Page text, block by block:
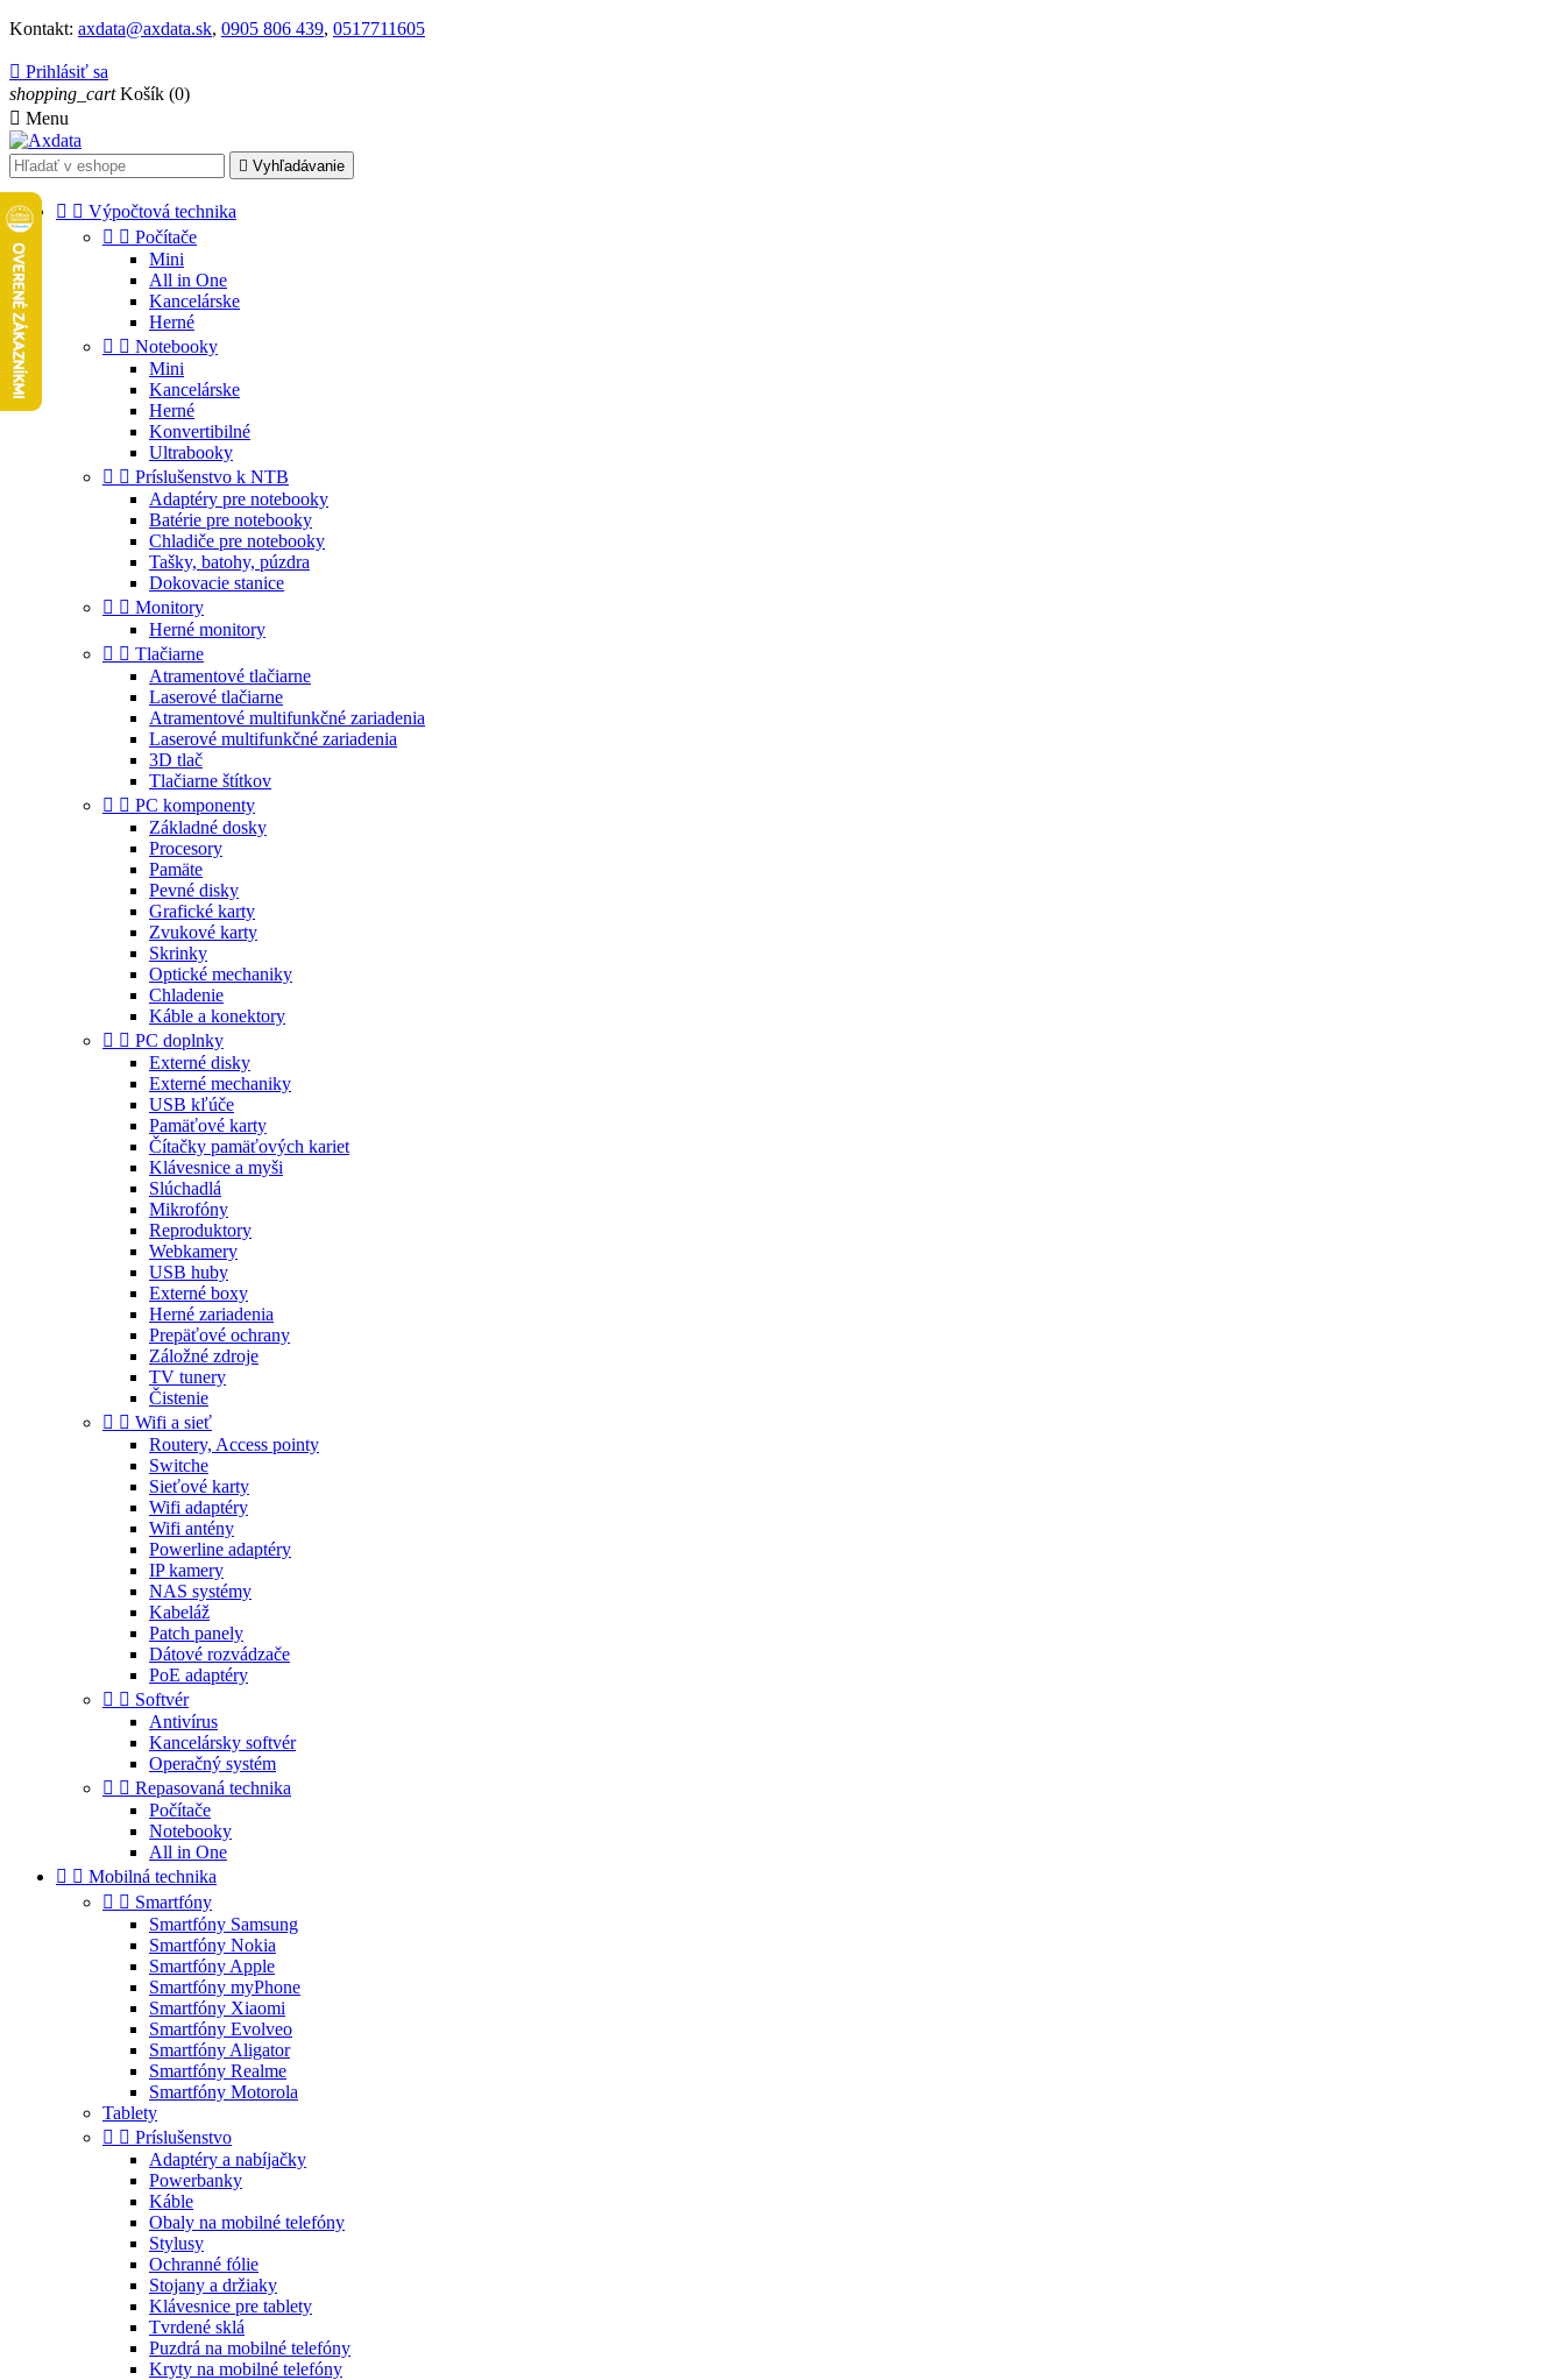
Kontakt: axdata@axdata.sk, 0905 806 439, 0517711605
 Prihlásiť sa
shopping_cart Košík (0)
 Menu
 Vyhľadávanie
  Výpočtová technika
  Počítače
Mini
All in One
Kancelárske
Herné
  Notebooky
Mini
Kancelárske
Herné
Konvertibilné
Ultrabooky
  Príslušenstvo k NTB
Adaptéry pre notebooky
Batérie pre notebooky
Chladiče pre notebooky
Tašky, batohy, púzdra
Dokovacie stanice
  Monitory
Herné monitory
  Tlačiarne
Atramentové tlačiarne
Laserové tlačiarne
Atramentové multifunkčné zariadenia
Laserové multifunkčné zariadenia
3D tlač
Tlačiarne štítkov
  PC komponenty
Základné dosky
Procesory
Pamäte
Pevné disky
Grafické karty
Zvukové karty
Skrinky
Optické mechaniky
Chladenie
Káble a konektory
  PC doplnky
Externé disky
Externé mechaniky
USB kľúče
Pamäťové karty
Čítačky pamäťových kariet
Klávesnice a myši
Slúchadlá
Mikrofóny
Reproduktory
Webkamery
USB huby
Externé boxy
Herné zariadenia
Prepäťové ochrany
Záložné zdroje
TV tunery
Čistenie
  Wifi a sieť
Routery, Access pointy
Switche
Sieťové karty
Wifi adaptéry
Wifi antény
Powerline adaptéry
IP kamery
NAS systémy
Kabeláž
Patch panely
Dátové rozvádzače
PoE adaptéry
  Softvér
Antivírus
Kancelársky softvér
Operačný systém
  Repasovaná technika
Počítače
Notebooky
All in One
  Mobilná technika
  Smartfóny
Smartfóny Samsung
Smartfóny Nokia
Smartfóny Apple
Smartfóny myPhone
Smartfóny Xiaomi
Smartfóny Evolveo
Smartfóny Aligator
Smartfóny Realme
Smartfóny Motorola
Tablety
  Príslušenstvo
Adaptéry a nabíjačky
Powerbanky
Káble
Obaly na mobilné telefóny
Stylusy
Ochranné fólie
Stojany a držiaky
Klávesnice pre tablety
Tvrdené sklá
Puzdrá na mobilné telefóny
Kryty na mobilné telefóny